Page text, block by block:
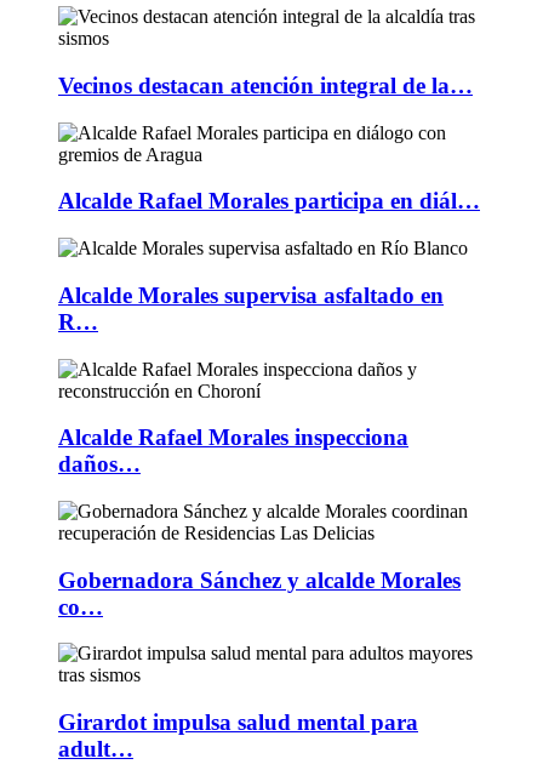
Vecinos destacan atención integral de la…
Alcalde Rafael Morales participa en diál…
Alcalde Morales supervisa asfaltado en
R…
Alcalde Rafael Morales inspecciona
daños…
Gobernadora Sánchez y alcalde Morales
co…
Girardot impulsa salud mental para
adult…